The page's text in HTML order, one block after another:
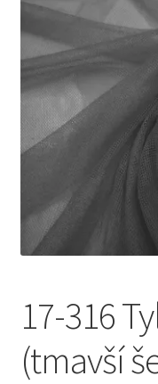
Jak nakupovat
Aktuality
Kontakt
17-316
(tmavší